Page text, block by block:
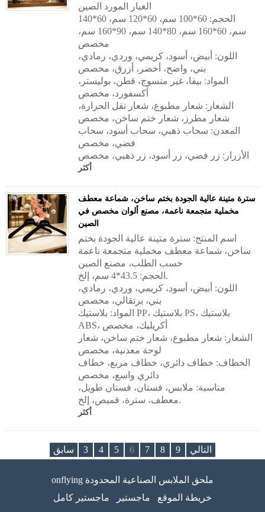
الغبار المورد الصين
الحجم: 60*100 سم، 60*120 سم، 60*140
سم، 60*160 سم، 80*140 سم، 90*160 سم،
مخصص
اللون: أبيض، أسود، كريمي، وردي، رمادي،
بني، واضح، أخضر، أزرق، مخصص
المواد: بيفا، غير منسوج، قطن، بوليستر،
أكسفورد، مخصص
الشعار: شعار مطبوع، شعار نقل الحرارة،
شعار مطرز، شعار ختم ساخن، مخصص
المعدن: سحاب ذهبي، سحاب أسود، سحاب
فضي، مخصص
الأزرار: زر فضي، زر أسود، زر ذهبي، مخصص
أكثر
سترة متينة عالية الجودة بختم ساخن، شماعة معطف
مخملية متجمعة ناعمة، مصنع ألوان مخصص في
الصين
اسم المنتج: سترة متينة عالية الجودة بختم
ساخن، شماعة معطف مخملية متجمعة ناعمة
حسب الطلب، مصنع الصين
الحجم: 43.5*4 سم، إلخ.
اللون: أبيض، أسود، كريمي، وردي، رمادي،
بني، برتقالي، مخصص
المواد: بلاستيك PP، بلاستيك PS، بلاستيك
ABS، أكريليك، مخصص
الشعار: شعار مطبوع، شعار ختم ساخن، شعار
لوحة معدنية، مخصص
الخطاف: خطاف دائري، خطاف مربع، خطاف
دائري واسع، مخصص
مناسبة: ملابس، فستان، فستان طويل،
معطف، سترة، قميص، إلخ.
أكثر
سابق 3 4 5 6 7 8 9 التالي
onflying ملحق الملابس الصناعية المحدودة
خريطة الموقع
ماجستير ماجستير كامل